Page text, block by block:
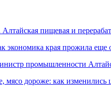
пищевая и
экономика края прожила еще
промышленности
мясо дороже: как